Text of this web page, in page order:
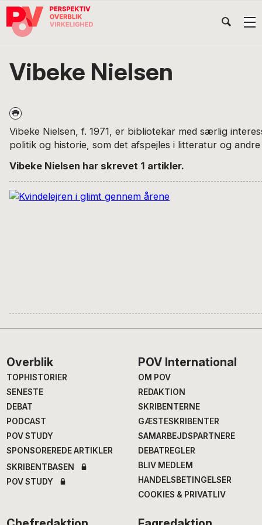
Gå
direkte
navigation
Skip
indhold
Gå
direkte
POV
International
Vibeke Nielsen
Vibeke Nielsen, f. 1971, er bibliotekar med særlig
politik og historie, som det afspejles i litteratur og
Vibeke Nielsen har skrevet 1 artikler.
Footer
Overblik
TOPHISTORIER
SENESTE
DEBAT
PODCAST
POV STUDY
SPONSOREREDE ARTIKLER
SKRIBENTBASEN
POV STUDY
POV International
OM POV
REDAKTION
SKRIBENTERNE
GÆSTESKRIBENTER
SAMARBEJDSPARTNERE
DEBATREGLER
BLIV MEDLEM
HANDELSBETINGELSER
COOKIES & PRIVATLIV